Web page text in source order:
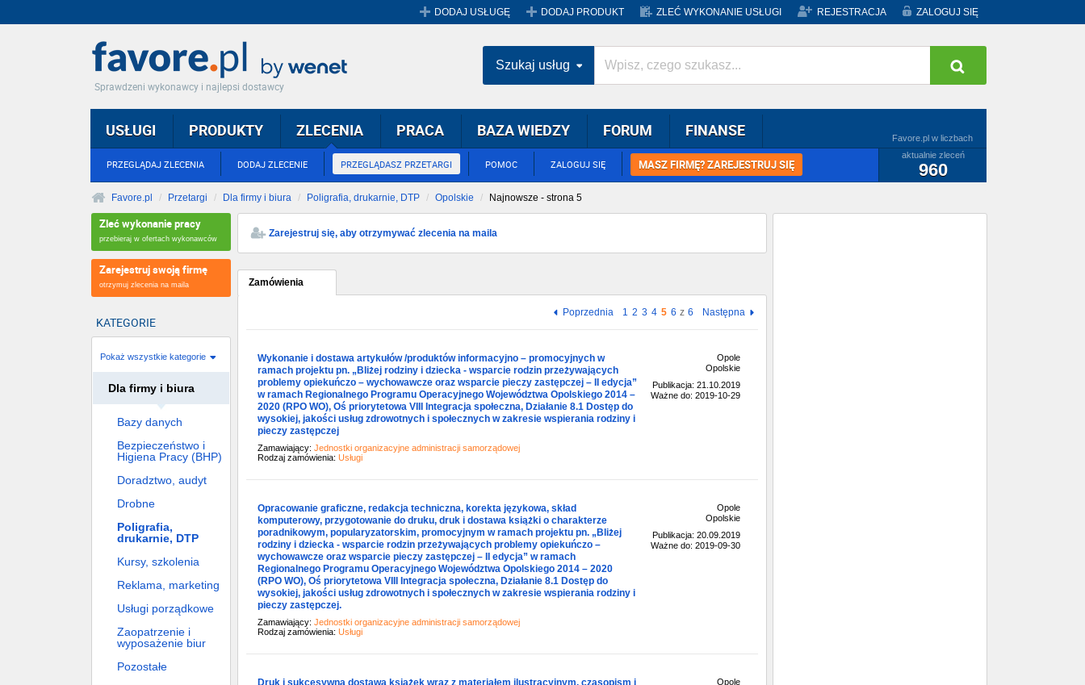
DODAJ USŁUGĘ DODAJ PRODUKT ZLEĆ WYKONANIE USŁUGI REJESTRACJA ZALOGUJ SIĘ
Sprawdzeni wykonawcy i najlepsi dostawcy
USŁUGI PRODUKTY ZLECENIA
PRZEGLĄDAJ ZLECENIA DODAJ ZLECENIE PRZEGLĄDASZ PRZETARGI POMOC ZALOGUJ SIĘ MASZ FIRMĘ? ZAREJESTRUJ SIĘ
Favore.pl w liczbach
aktualnie zleceń
960
PRACA BAZA WIEDZY FORUM FINANSE
Szukaj usług
Favore.pl Przetargi Dla firmy i biura Poligrafia, drukarnie, DTP Opolskie Najnowsze - strona 5
Zleć wykonanie pracy
przebieraj w ofertach wykonawców
Zarejestruj swoją firmę
otrzymuj zlecenia na maila
KATEGORIE
Pokaż wszystkie kategorie
Dla firmy i biura
Bazy danych
Bezpieczeństwo i
Higiena Pracy (BHP)
Doradztwo, audyt
Drobne
Poligrafia,
drukarnie, DTP
Kursy, szkolenia
Reklama, marketing
Usługi porządkowe
Zaopatrzenie i
wyposażenie biur
Pozostałe
Zarejestruj się, aby otrzymywać zlecenia na maila
Zamówienia
Poprzednia 1 2 3 4 5 6 z 6 Następna
Wykonanie i dostawa artykułów /produktów informacyjno – promocyjnych w
ramach projektu pn. „Bliżej rodziny i dziecka - wsparcie rodzin przeżywających
problemy opiekuńczo – wychowawcze oraz wsparcie pieczy zastępczej – II edycja”
w ramach Regionalnego Programu Operacyjnego Województwa Opolskiego 2014 –
2020 (RPO WO), Oś priorytetowa VIII Integracja społeczna, Działanie 8.1 Dostęp do
wysokiej, jakości usług zdrowotnych i społecznych w zakresie wspierania rodziny i
pieczy zastępczej
Zamawiający: Jednostki organizacyjne administracji samorządowej
Rodzaj zamówienia: Usługi
Opole
Opolskie
Publikacja: 21.10.2019
Ważne do: 2019-10-29
Opracowanie graficzne, redakcja techniczna, korekta językowa, skład
komputerowy, przygotowanie do druku, druk i dostawa książki o charakterze
poradnikowym, popularyzatorskim, promocyjnym w ramach projektu pn. „Bliżej
rodziny i dziecka - wsparcie rodzin przeżywających problemy opiekuńczo –
wychowawcze oraz wsparcie pieczy zastępczej – II edycja” w ramach
Regionalnego Programu Operacyjnego Województwa Opolskiego 2014 – 2020
(RPO WO), Oś priorytetowa VIII Integracja społeczna, Działanie 8.1 Dostęp do
wysokiej, jakości usług zdrowotnych i społecznych w zakresie wspierania rodziny i
pieczy zastępczej.
Zamawiający: Jednostki organizacyjne administracji samorządowej
Rodzaj zamówienia: Usługi
Opole
Opolskie
Publikacja: 20.09.2019
Ważne do: 2019-09-30
Druk i sukcesywna dostawa książek wraz z materiałem ilustracyjnym, czasopism i
Opole